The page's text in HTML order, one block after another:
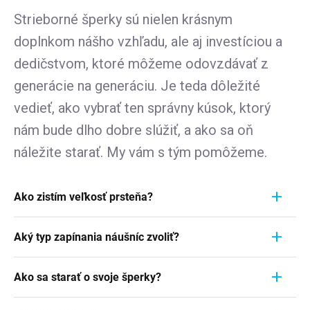
Strieborné šperky sú nielen krásnym
doplnkom nášho vzhľadu, ale aj investíciou a
dedičstvom, ktoré môžeme odovzdávať z
generácie na generáciu. Je teda dôležité
vedieť, ako vybrať ten správny kúsok, ktorý
nám bude dlho dobre slúžiť, a ako sa oň
náležite starať. My vám s tým pomôžeme.
Ako zistím veľkosť prsteňa?
Aby ste zistili jeho veľkosť, vezmite pravítko a
položte ho priamo na prstienok, ktorý momentálne
nosíte. Dôležité je zamerať sa na jeho VNÚTORNÝ
Aký typ zapínania náušníc zvoliť?
pohodlie, bezpečnosť a štýl náušníc. Strieborné
náušnice zvyčajne majú klasické háčiky, ktoré sú
Ako sa starať o svoje šperky?